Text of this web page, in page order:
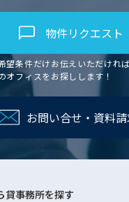
物件リクエスト
望条件だけお伝えいただけれ
オフィスをお探しします！
お問い合せ・資料
貸事務所を探す